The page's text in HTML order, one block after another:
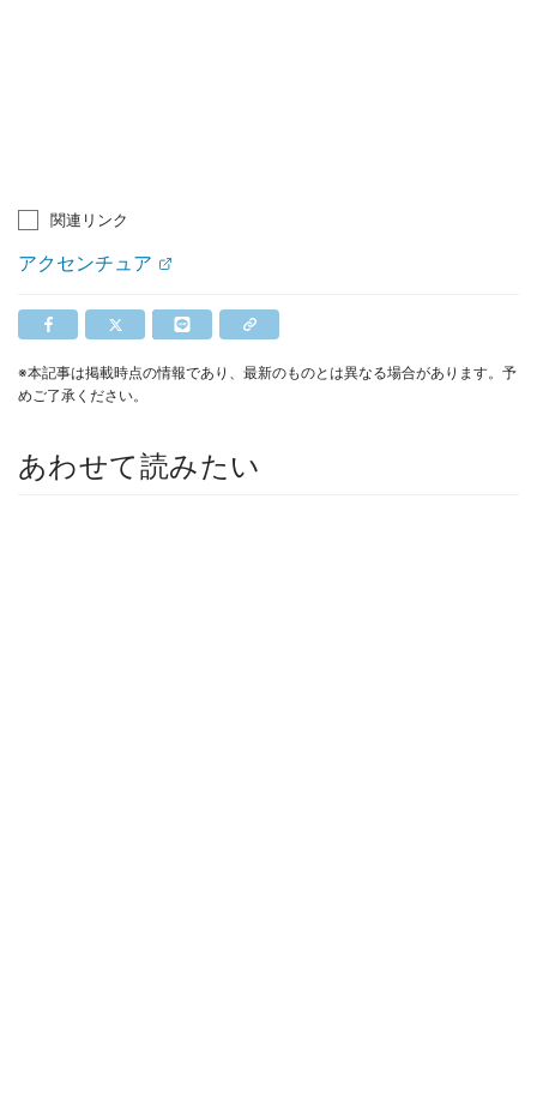
関連リンク
アクセンチュア
※本記事は掲載時点の情報であり、最新のものとは異なる場合があります。予
めご了承ください。
あわせて読みたい